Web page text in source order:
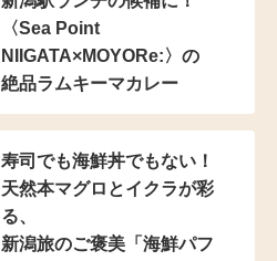
〈Sea Point
NIIGATA×MOYORe:〉の
絶品ラムキーマカレー
寿司でも海鮮丼でもない！
天然本マグロとイクラが彩
る、
新潟旅のご褒美「海鮮パフ